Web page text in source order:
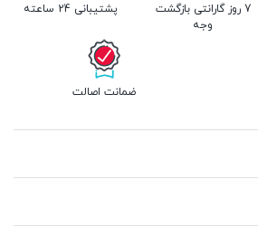
7 روز گارانتی بازگشت
وجه
پشتیبانی 24 ساعته
ضمانت اصالت